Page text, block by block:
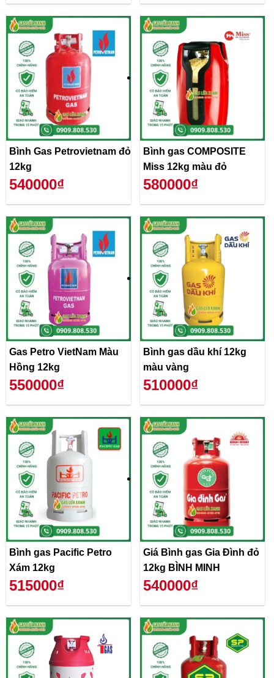
Bình Gas Petrovietnam đỏ
12kg
540000₫
Bình gas COMPOSITE
Miss 12kg màu đỏ
580000₫
Gas Petro VietNam Màu
Hồng 12kg
550000₫
Bình gas dầu khí 12kg
màu vàng
510000₫
Bình gas Pacific Petro
Xám 12kg
515000₫
Giá Bình gas Gia Đình đỏ
12kg BÌNH MINH
540000₫